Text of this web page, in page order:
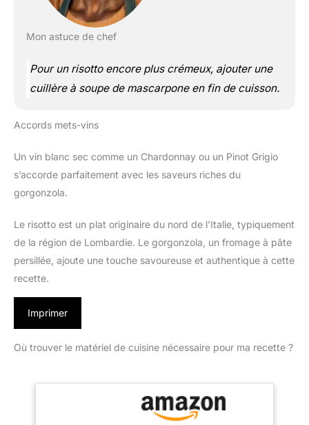
Mon astuce de chef
Pour un risotto encore plus crémeux, ajouter une
cuillère à soupe de mascarpone en fin de cuisson.
Accords mets-vins
Un vin blanc sec comme un Chardonnay ou un Pinot Grigio
s’accorde parfaitement avec les saveurs riches du
gorgonzola.
Le risotto est un plat originaire du nord de l’Italie, typiquement
de la région de Lombardie. Le gorgonzola, un fromage à pâte
persillée, ajoute une touche savoureuse et authentique à cette
recette.
Imprimer
Où trouver le matériel de cuisine nécessaire pour ma recette ?